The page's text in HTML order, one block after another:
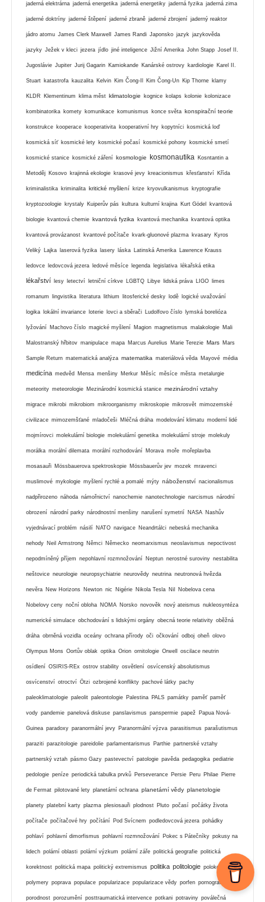
jaderná elektrárna jaderná energetika jaderná energetiky jaderná fyzika jaderná zima
jaderné doktríny jaderné štěpení jaderné zbraně jaderné zbrojení jaderný reaktor
jádro atomu James Clerk Maxwell James Randi Japonsko jazyk jazykověda
jazyky Ježek v kleci jezera jídlo jiné inteligence Jižní Amerika John Stapp Josef II.
Jugoslávie Jupiter Jurij Gagarin Kamiokande Kanárské ostrovy kardiologie Karel II.
Stuart katastrofa kauzalita Kelvin Kim Čong-Il Kim Čong-Un Kip Thorne klamy
KLDR Klementinum klima měst klimatologie kognice kolaps kolonie kolonizace
kombinatorika komety komunikace komunismus konce světa konspirační teorie
konstrukce kooperace kooperativita kooperativní hry kopytníci kosmická loď
kosmická síť kosmické lety kosmické počasí kosmické pohony kosmické smetí
kosmické stanice kosmické záření kosmologie kosmonautika Kosntantin a
Metoděj Kosovo krajinná ekologie krasové jevy kreacionismus křesťanství Křída
kriminalistika kriminalita kritické myšlení krize kryovulkanismus kryptografie
kryptozoologie krystaly Kuiperův pás kultura kulturní krajina Kurt Gödel kvantová
biologie kvantová chemie kvantová fyzika kvantová mechanika kvantová optika
kvantová provázanost kvantové počítače kvark-gluonové plazma kvasary Kyros
Veliký Lajka laserová fyzika lasery láska Latinská Amerika Lawrence Krauss
ledovce ledovcová jezera ledové měsíce legenda legislativa lékařská etika
lékařství lesy letectví letniční církve LGBTQ Libye lidská práva LIGO limes
romanum lingvistika literatura lithium litosferické desky lodě logické uvažování
logika lokální invariance loterie lovci a sběrači Ludolfovo číslo lymská borelióza
lyžování Machovo číslo magické myšlení Magion magnetismus malakologie Mali
Malostranský hřbitov manipulace mapa Marcus Aurelius Marie Terezie Mars Mars
Sample Return matematická analýza matematika materiálová věda Mayové média
medicína medvěd Mensa menšiny Merkur Měsíc měsíce města metalurgie
meteority meteorologie Mezinárodní kosmická stanice mezinárodní vztahy
migrace mikrobi mikrobiom mikroorganismy mikroskopie mikrosvět mimozemské
civilizace mimozemšťané mladočeši Mléčná dráha modelování klimatu moderní lidé
mojmírovci molekulární biologie molekulární genetika molekulární stroje molekuly
morálka morální dilemata morální rozhodování Morava moře mořeplavba
mosasauři Mössbauerova spektroskopie Mössbauerův jev mozek mravenci
muslimové mykologie myšlení rychlé a pomalé mýty náboženství nacionalismus
nadpřirozeno náhoda námořnictví nanochemie nanotechnologie narcismus národní
obrození národní parky národnostní menšiny narušení symetrií NASA Nashův
vyjednávací problém násilí NATO navigace Neandrtálci nebeská mechanika
nehody Neil Armstrong Němci Německo neomarxismus neoslavismus nepoctivost
nepodmíněný příjem nepohlavní rozmnožování Neptun nerostné suroviny nestabilita
neštovice neurologie neuropsychiatrie neurovědy neutrina neutronová hvězda
nevěra New Horizons Newton nic Nigérie Nikola Tesla Nil Nobelova cena
Nobelovy ceny noční obloha NOMA Norsko novověk nový ateismus nukleosyntéza
numerické simulace obchodování s lidskými orgány obecná teorie relativity oběžná
dráha obrněná vozidla oceány ochrana přírody oči očkování odboj oheň olovo
Olympus Mons Oortův oblak optika Orion ornitologie Orwell oscilace neutrin
osídlení OSIRIS-REx ostrov stability osvětlení osvícenský absolutismus
osvícenství otroctví Ötzi ozbrojené konflikty pachové látky pachy
paleoklimatologie paleolit paleontologie Palestina PALS památky paměť paměť
vody pandemie panelová diskuse panslavismus panspermie papež Papua Nová-
Guinea paradoxy paranormální jevy Paranormální výzva parasitismus parašutismus
paraziti parazitologie pareidolie parlamentarismus Parthie partnerské vztahy
partnerský vztah pásmo Gazy pastevectví patologie pavěda pedagogika pediatrie
pedologie peníze periodická tabulka prvků Perseverance Persie Peru Philae Pierre
de Fermat pilotované lety planetární ochrana planetární vědy planetologie
planety platební karty plazma plesiosauři plodnost Pluto počasí počátky života
počítače počítačové hry počítání Pod Svícnem podledovcová jezera pohádky
pohlaví pohlavní dimorfismus pohlavní rozmnožování Pokec s Pátečníky pokusy na
lidech polární oblasti polární výzkum polární záře politická geografie politická
korektnost politická mapa politický extremismus politika politologie polokovy
polymery poprava populace popularizace popularizace vědy porfen pornografie
porodnost porozumění posttraumatická intervence potkani potraviny poválečná